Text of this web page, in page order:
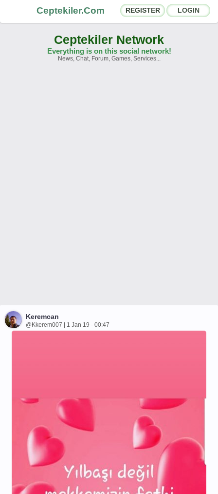
Ceptekiler.Com REGISTER LOGIN
Ceptekiler Network
Everything is on this social network!
News, Chat, Forum, Games, Services...
Keremcan
@Kkerem007 | 1 Jan 19 - 00:47